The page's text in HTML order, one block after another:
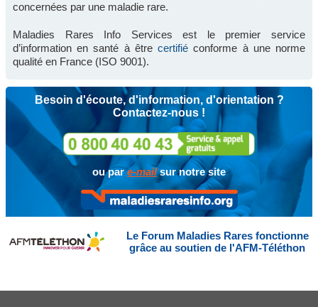
concernées par une maladie rare.
Maladies Rares Info Services est le premier service
d’information en santé à êtrecertifié conforme à une norme
qualité en France (ISO 9001).
Besoin d'écoute, d'information, d'orientation ?
Contactez-nous !
ou pare-mailsur notre site
Le Forum Maladies Rares fonctionne
grâce au soutien de l'AFM-Téléthon